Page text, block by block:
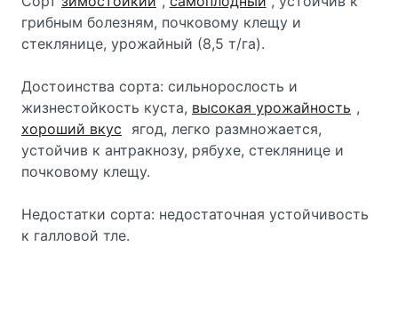
грибным болезням, почковому клещу и
стеклянице, урожайный (8,5 т/га).
Достоинства сорта: сильнорослость и
жизнестойкость куста, высокая урожайность ,
хороший вкус
ягод, легко размножается,
устойчив к антракнозу, рябухе, стеклянице и
почковому клещу.
Недостатки сорта: недостаточная устойчивость
к галловой тле.